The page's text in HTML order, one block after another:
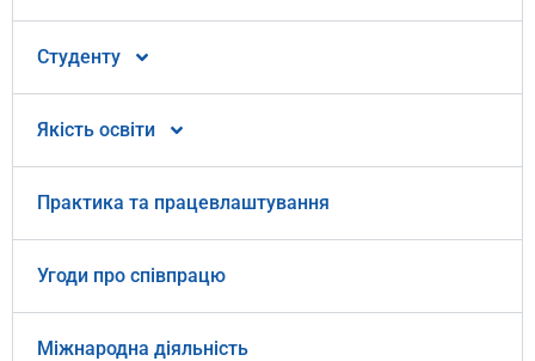
Студенту
Якість освіти
Практика та працевлаштування
Угоди про співпрацю
Міжнародна діяльність